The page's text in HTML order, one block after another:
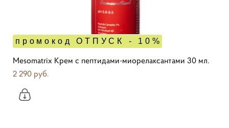
промокод ОТПУСК - 10%
Mesomatrix Крем с пептидами-миорелаксантами 30 мл.
2 290 pуб.